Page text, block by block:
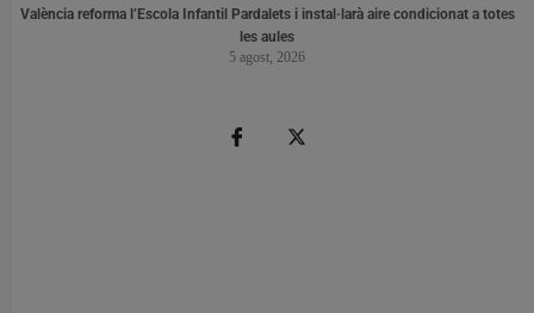
València reforma l’Escola Infantil Pardalets i instal·larà aire condicionat a totes
les aules
5 agost, 2026